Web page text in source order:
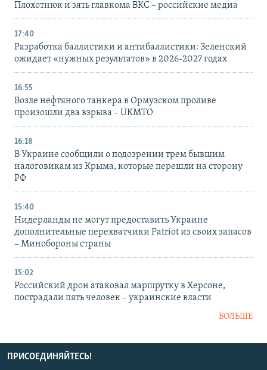
Плохотнюк и зять главкома ВКС – российские медиа
17:40
Разработка баллистики и антибаллистики: Зеленский
ожидает «нужных результатов» в 2026-2027 годах
16:55
Возле нефтяного танкера в Ормузском проливе
произошли два взрыва – UKMTO
16:18
В Украине сообщили о подозрении трем бывшим
налоговикам из Крыма, которые перешли на сторону
РФ
15:40
Нидерланды не могут предоставить Украине
дополнительные перехватчики Patriot из своих запасов
– Минобороны страны
15:02
Российский дрон атаковал маршрутку в Херсоне,
пострадали пять человек – украинские власти
БОЛЬШЕ
ПРИСОЕДИНЯЙТЕСЬ!